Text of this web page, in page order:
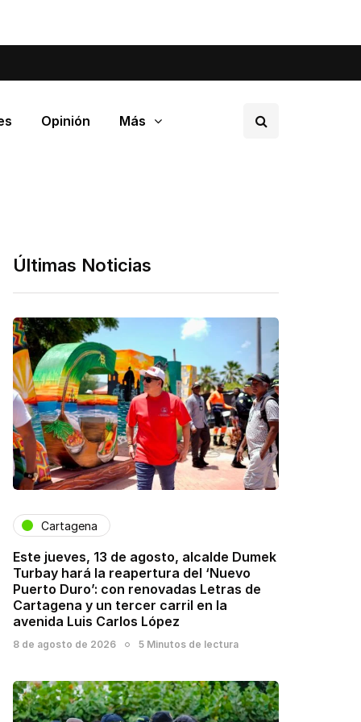
Opinión Más
Últimas Noticias
Cartagena
Este jueves, 13 de agosto, alcalde Dumek
Turbay hará la reapertura del ‘Nuevo
Puerto Duro’: con renovadas Letras de
Cartagena y un tercer carril en la
avenida Luis Carlos López
8 de agosto de 2026 5 Minutos de lectura